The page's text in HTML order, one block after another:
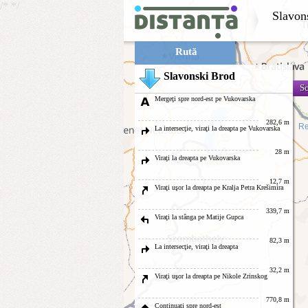
/* */
Slavonski Brod
Mergeţi spre nord-est pe Vukovarska
282,6 m
La intersecţie, viraţi la dreapta pe Vukovarska
28 m
Viraţi la dreapta pe Vukovarska
12,7 m
Viraţi uşor la dreapta pe Kralja Petra Krešimira
339,7 m
Viraţi la stânga pe Matije Gupca
82,3 m
La intersecţie, viraţi la dreapta
32,2 m
Viraţi uşor la dreapta pe Nikole Zrinskog
770,8 m
Continuaţi spre nord-est
Rută